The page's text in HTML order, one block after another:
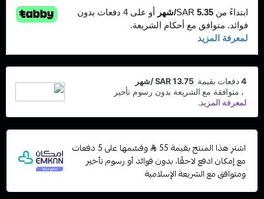
اشترِ هذا المنتج بقيمة 55
وقسّمها على 5 دفعات
مع إمكان ادفع لاحقًا، بدون فوائد أو رسوم تأخير
ومتوافق مع الشريعة الإسلامية